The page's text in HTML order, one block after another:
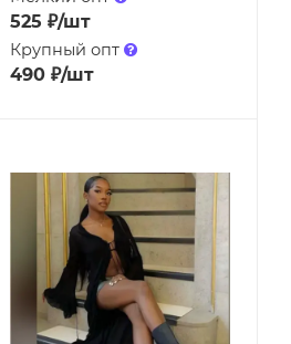
525 ₽/шт
Крупный опт
490₽/шт